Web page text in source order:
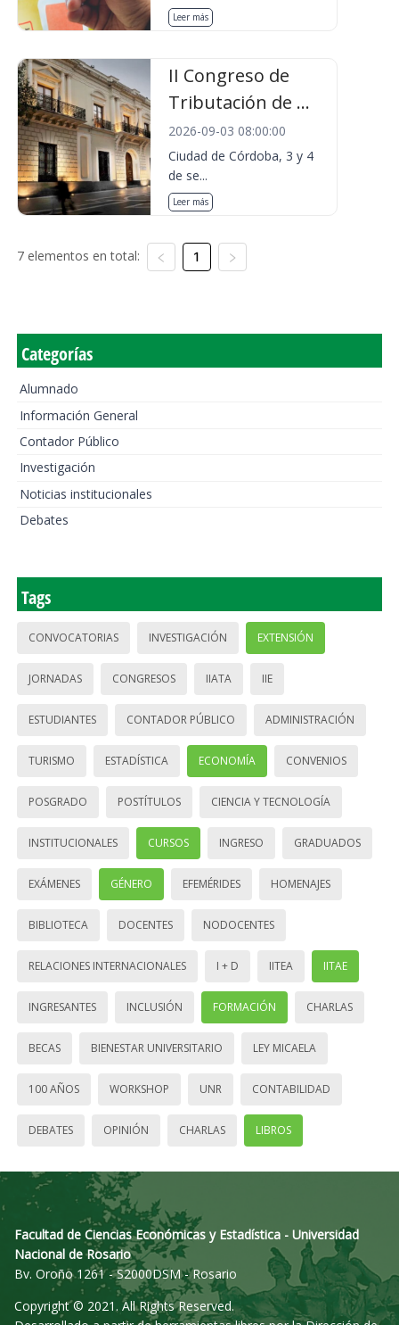
Leer más
II Congreso de
Tributación de ...
2026-09-03 08:00:00
Ciudad de Córdoba, 3 y 4
de se...
Leer más
7 elementos en total: 1
Categorías
Alumnado
Información General
Contador Público
Investigación
Noticias institucionales
Debates
Tags
CONVOCATORIAS INVESTIGACIÓN EXTENSIÓN
JORNADAS CONGRESOS IIATA IIE
ESTUDIANTES CONTADOR PÚBLICO ADMINISTRACIÓN
TURISMO ESTADÍSTICA ECONOMÍA CONVENIOS
POSGRADO POSTÍTULOS CIENCIA Y TECNOLOGÍA
INSTITUCIONALES CURSOS INGRESO GRADUADOS
EXÁMENES GÉNERO EFEMÉRIDES HOMENAJES
BIBLIOTECA DOCENTES NODOCENTES
RELACIONES INTERNACIONALES I + D IITEA IITAE
INGRESANTES INCLUSIÓN FORMACIÓN CHARLAS
BECAS BIENESTAR UNIVERSITARIO LEY MICAELA
100 AÑOS WORKSHOP UNR CONTABILIDAD
DEBATES OPINIÓN CHARLAS LIBROS
Facultad de Ciencias Económicas y Estadística - Universidad
Nacional de Rosario
Bv. Oroño 1261 - S2000DSM - Rosario
Copyright © 2021. All Rights Reserved.